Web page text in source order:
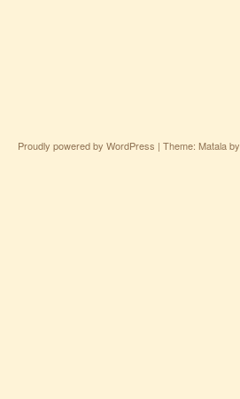
Proudly powered by WordPress | Theme: Matala by